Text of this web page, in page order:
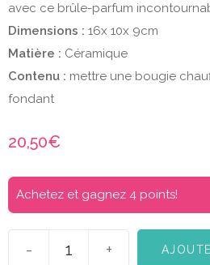
avec ce brûle-parfum
Dimensions : 16x 10x 9cm
Matière : Céramique
Contenu : mettre une bougie
fondant
20,50€
Achetez et gagnez 4 points!
- +